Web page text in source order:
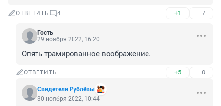
ОТВЕТИТЬ 4 +1 –7
Гость
29 ноября 2022, 16:20
Опять трамированное воображение.
ОТВЕТИТЬ +5 –0
Свидетели Рублёвы
30 ноября 2022, 10:44